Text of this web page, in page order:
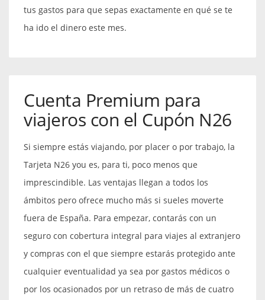
tus gastos para que sepas exactamente en qué se te
ha ido el dinero este mes.
Cuenta Premium para
viajeros con el Cupón N26
Si siempre estás viajando, por placer o por trabajo, la
Tarjeta N26 you es, para ti, poco menos que
imprescindible. Las ventajas llegan a todos los
ámbitos pero ofrece mucho más si sueles moverte
fuera de España. Para empezar, contarás con un
seguro con cobertura integral para viajes al extranjero
y compras con el que siempre estarás protegido ante
cualquier eventualidad ya sea por gastos médicos o
por los ocasionados por un retraso de más de cuatro